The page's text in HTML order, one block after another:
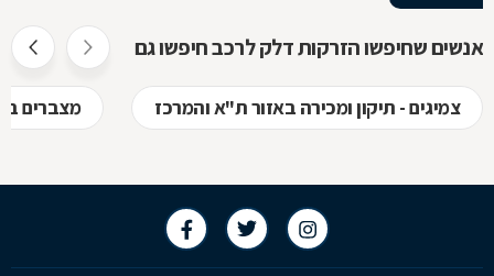
אנשים שחיפשו הזרקות דלק לרכב חיפשו גם
צמיגים - תיקון ומכירה באזור ת"א והמרכז מצברים